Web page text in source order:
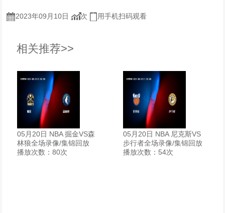
2023年09月10日 次 用手机扫码观看
相关推荐>>
05月20日 NBA 掘金VS森
林狼全场录像/集锦回放
播放次数：80次
05月20日 NBA 尼克斯VS
步行者全场录像/集锦回放
播放次数：54次